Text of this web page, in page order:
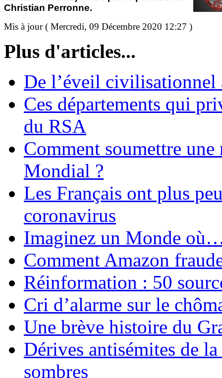
Christian Perronne.
Mis à jour ( Mercredi, 09 Décembre 2020 12:27 )
Plus d'articles...
De l’éveil
Ces départements qui
du RSA
Comment soumettre
Mondial ?
Les Français ont plus
coronavirus
Imaginez un Monde
Comment Amazon
Réinformation : 50
Cri d’alarme sur le
Une brève histoire du
Dérives antisémites de
sombres